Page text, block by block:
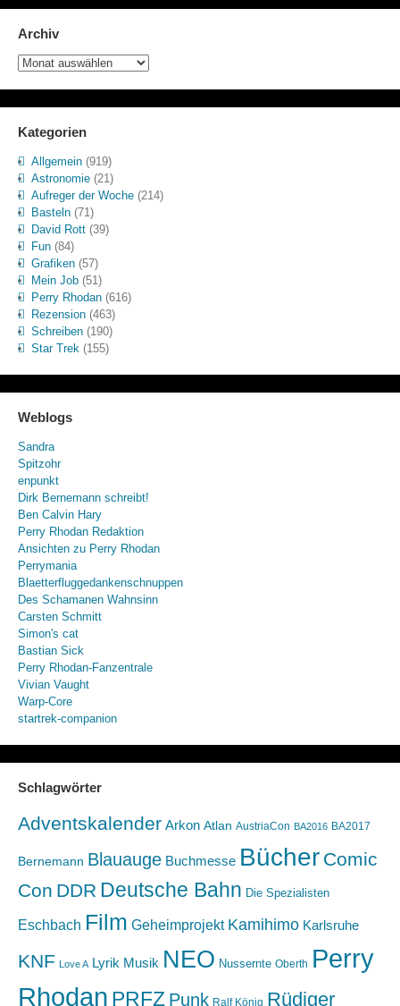
Archiv
Archiv
Kategorien
Allgemein(919)
Astronomie(21)
Aufreger der Woche(214)
Basteln(71)
David Rott(39)
Fun(84)
Grafiken(57)
Mein Job(51)
Perry Rhodan(616)
Rezension(463)
Schreiben(190)
Star Trek(155)
Weblogs
Sandra
Spitzohr
enpunkt
Dirk Bernemann schreibt!
Ben Calvin Hary
Perry Rhodan Redaktion
Ansichten zu Perry Rhodan
Perrymania
Blaetterfluggedankenschnuppen
Des Schamanen Wahnsinn
Carsten Schmitt
Simon's cat
Bastian Sick
Perry Rhodan-Fanzentrale
Vivian Vaught
Warp-Core
startrek-companion
Schlagwörter
Adventskalender Arkon Atlan AustriaCon BA2016 BA2017
Bernemann Blauauge Buchmesse Bücher Comic
Con DDR Deutsche Bahn Die Spezialisten
Eschbach Film Geheimprojekt Kamihimo Karlsruhe
KNF Love A Lyrik Musik NEO Nussernte Oberth Perry
Rhodan PRFZ Punk Ralf König Rüdiger